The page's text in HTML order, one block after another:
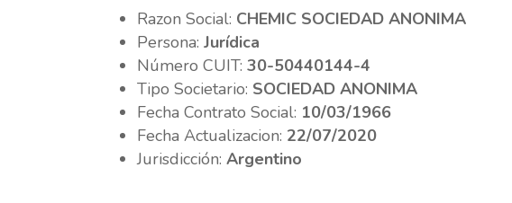
Razon Social: CHEMIC SOCIEDAD ANONIMA
Persona:Jurídica
Número CUIT:30-50440144-4
Tipo Societario: SOCIEDAD ANONIMA
Fecha Contrato Social: 10/03/1966
Fecha Actualizacion: 22/07/2020
Jurisdicción:Argentino